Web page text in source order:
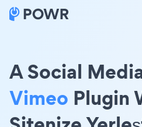
A Social
Vimeo Plugin